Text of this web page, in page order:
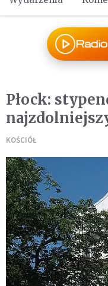
Płock:
KOŚCIÓŁ